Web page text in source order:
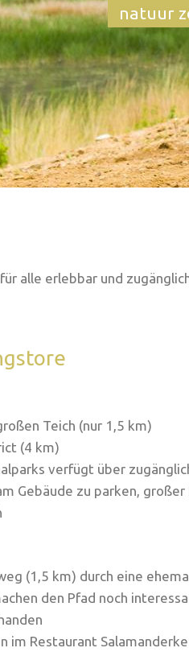
natuur
alle erlebbar und
Teich (nur 1,5 km)
(4 km)
verfügt über
Gebäude zu parken,
(1,5 km) durch eine
den Pfad noch
im Restaurant Salamanderke